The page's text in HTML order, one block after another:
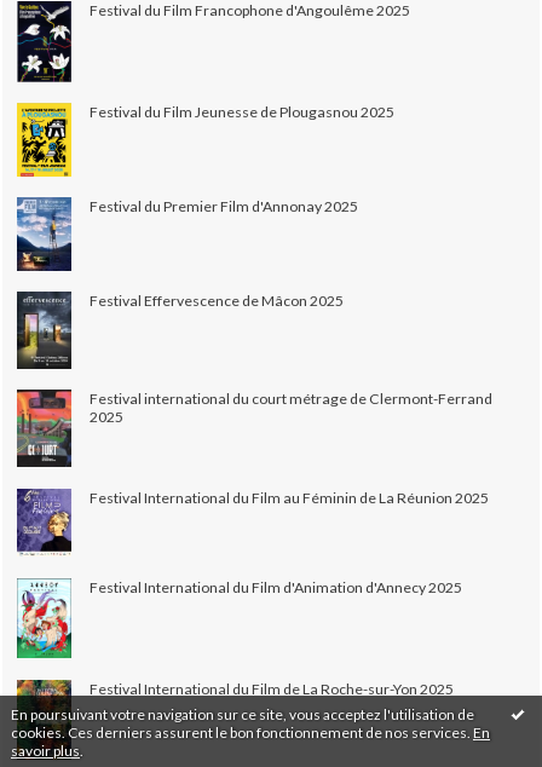
En poursuivant votre navigation sur ce site, vous acceptez l'utilisation de
cookies. Ces derniers assurent le bon fonctionnement de nos services. En
savoir plus
Festival du Film Francophone d'Angoulême 2025
Festival du Film Jeunesse de Plougasnou 2025
Festival du Premier Film d'Annonay 2025
Festival Effervescence de Mâcon 2025
Festival international du court métrage de Clermont-Ferrand
2025
Festival International du Film au Féminin de La Réunion 2025
Festival International du Film d'Animation d'Annecy 2025
Festival International du Film de La Roche-sur-Yon 2025